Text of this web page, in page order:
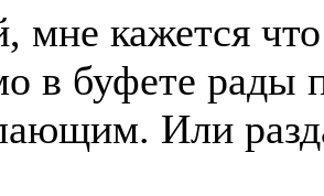
мне кажется
в буфете рады
Или